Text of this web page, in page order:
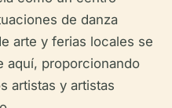
de danza
arte y ferias locales se
aquí, proporcionando
artistas y artistas